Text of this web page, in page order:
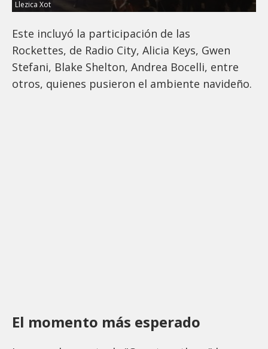
Llezica Xot
Este incluyó la participación de las
Rockettes, de Radio City, Alicia Keys, Gwen
Stefani, Blake Shelton, Andrea Bocelli, entre
otros, quienes pusieron el ambiente navideño.
El momento más esperado